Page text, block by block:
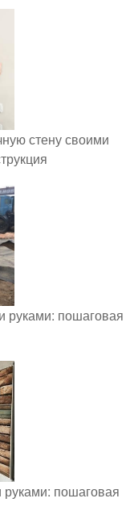
стену своими
руками: пошаговая
пошаговая